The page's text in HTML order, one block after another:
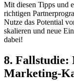
Mit diesen Tipps und
richtigen
Nutze das Potential
skalieren und neue
dabei!
8. Fallstudie:
Marketing-